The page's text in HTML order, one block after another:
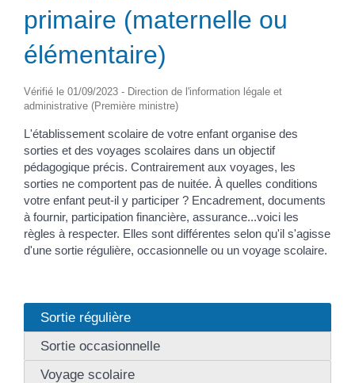
primaire (maternelle ou
élémentaire)
Vérifié le 01/09/2023 - Direction de l'information légale et
administrative (Première ministre)
L'établissement scolaire de votre enfant organise des
sorties et des voyages scolaires dans un objectif
pédagogique précis. Contrairement aux voyages, les
sorties ne comportent pas de nuitée. À quelles conditions
votre enfant peut-il y participer ? Encadrement, documents
à fournir, participation financière, assurance...voici les
règles à respecter. Elles sont différentes selon qu'il s'agisse
d'une sortie régulière, occasionnelle ou un voyage scolaire.
Sortie régulière
Sortie occasionnelle
Voyage scolaire